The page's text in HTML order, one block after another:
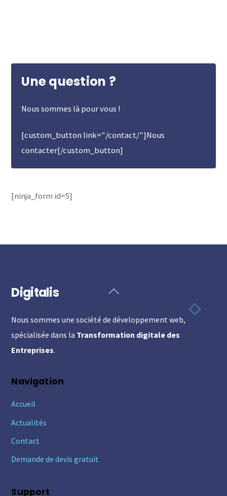
Une question ?
Nous sommes là pour vous !
[custom_button link="/contact/"]Nous
contacter[/custom_button]
[ninja_form id=5]
Back
Top
Digitalis
Nous sommes une société de développement web,
spécialisée dans la Transformation digitale des
Entreprises.
Navigation
Accueil
Actualités
Contact
Demande de devis gratuit
Support